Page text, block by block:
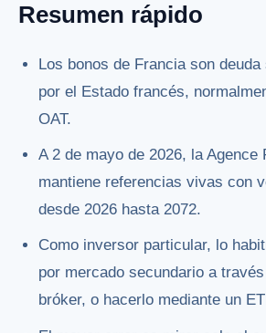
Resumen rápido
Los bonos de Francia son
por el Estado francés,
OAT.
A 2 de mayo de 2026, la Agence
mantiene referencias vivas con
desde 2026 hasta 2072.
Como inversor particular, lo
por mercado secundario a
bróker, o hacerlo mediante un